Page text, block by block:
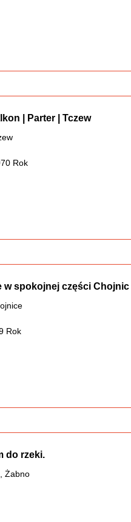
| Parter | Tczew
Rok
w spokojnej części Chojnic
Rok
do rzeki.
Żabno